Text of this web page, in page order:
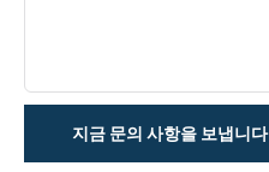
지금 문의 사항을 보냅니다